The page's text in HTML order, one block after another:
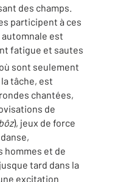
des champs.
participent à ces
est
fatigue et sautes
sont seulement
tâche, est
chantées,
de
), jeux de force
hommes et de
tard dans la
excitation